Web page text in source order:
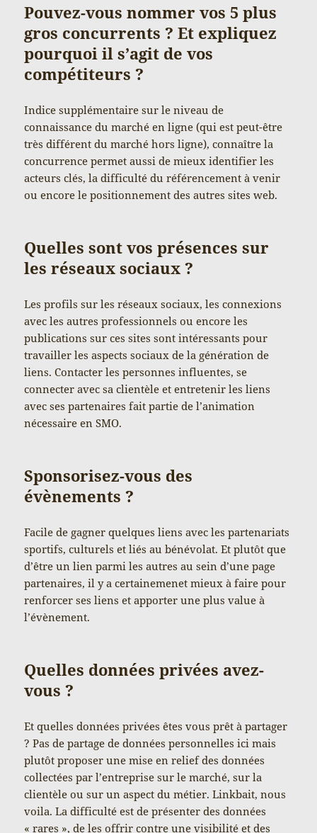
Pouvez-vous nommer vos 5 plus
gros concurrents ? Et expliquez
pourquoi il s’agit de vos
compétiteurs ?
Indice supplémentaire sur le niveau de
connaissance du marché en ligne (qui est peut-être
très différent du marché hors ligne), connaître la
concurrence permet aussi de mieux identifier les
acteurs clés, la difficulté du référencement à venir
ou encore le positionnement des autres sites web.
Quelles sont vos présences sur
les réseaux sociaux ?
Les profils sur les réseaux sociaux, les connexions
avec les autres professionnels ou encore les
publications sur ces sites sont intéressants pour
travailler les aspects sociaux de la génération de
liens. Contacter les personnes influentes, se
connecter avec sa clientèle et entretenir les liens
avec ses partenaires fait partie de l’animation
nécessaire en SMO.
Sponsorisez-vous des
évènements ?
Facile de gagner quelques liens avec les partenariats
sportifs, culturels et liés au bénévolat. Et plutôt que
d’être un lien parmi les autres au sein d’une page
partenaires, il y a certainemenet mieux à faire pour
renforcer ses liens et apporter une plus value à
l’évènement.
Quelles données privées avez-
vous ?
Et quelles données privées êtes vous prêt à partager
? Pas de partage de données personnelles ici mais
plutôt proposer une mise en relief des données
collectées par l’entreprise sur le marché, sur la
clientèle ou sur un aspect du métier. Linkbait, nous
voila. La difficulté est de présenter des données
« rares », de les offrir contre une visibilité et des